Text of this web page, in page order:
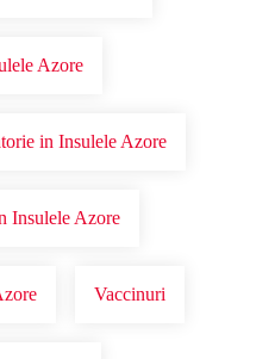
Azore
in Insulele Azore
Insulele Azore
Vaccinuri